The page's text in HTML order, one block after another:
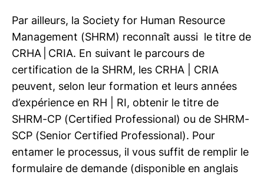
Par ailleurs, la Society for Human Resource
Management (SHRM) reconnaît aussi le titre de
CRHA | CRIA. En suivant le parcours de
certification de la SHRM, les CRHA | CRIA
peuvent, selon leur formation et leurs années
d’expérience en RH | RI, obtenir le titre de
SHRM-CP (Certified Professional) ou de SHRM-
SCP (Senior Certified Professional). Pour
entamer le processus, il vous suffit de remplir le
formulaire de demande (disponible en anglais